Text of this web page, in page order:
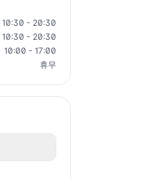
10:30 - 20:30
10:30 - 20:30
10:00 - 17:00
휴무